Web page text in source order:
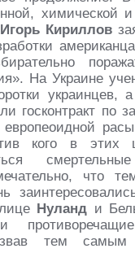
химической и
Игорь Кириллов
На Украине
украинцев,
госконтракт по
европеоидной
кого в этих
что
Нуланд и
тем